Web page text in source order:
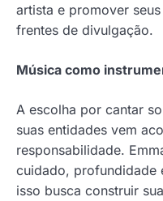
artista e promover
frentes de divulgação.
Música como
A escolha por cantar
suas entidades vem
responsabilidade.
cuidado, profundidade
isso busca construir